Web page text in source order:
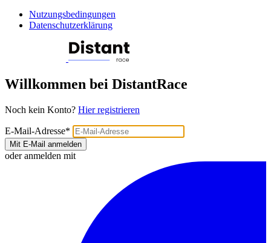
Nutzungsbedingungen
Datenschutzerklärung
Willkommen bei DistantRace
Noch kein Konto? Hier registrieren
E-Mail-Adresse*
Mit E-Mail anmelden
oder anmelden mit